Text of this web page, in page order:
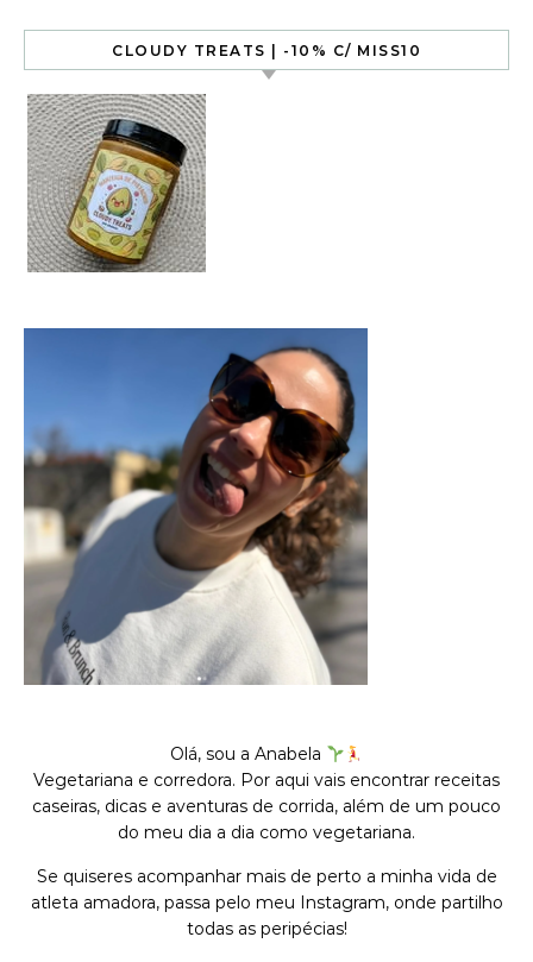
CLOUDY TREATS | -10% C/ MISS10
Olá, sou a Anabela
Vegetariana e corredora. Por aqui vais encontrar receitas
caseiras, dicas e aventuras de corrida, além de um pouco
do meu dia a dia como vegetariana.
Se quiseres acompanhar mais de perto a minha vida de
atleta amadora, passa pelo meu Instagram, onde partilho
todas as peripécias!